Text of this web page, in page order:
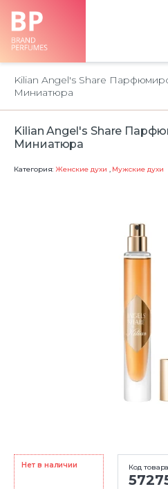
Kilian Angel's Share
Миниатюра
Kilian Angel's Share
Миниатюра
Категория: Женские духи , Мужские духи
Нет в наличии Код